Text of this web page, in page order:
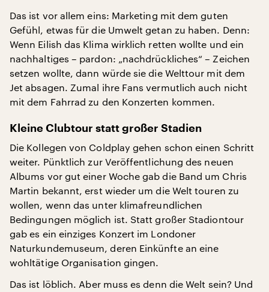
Das ist vor allem eins: Marketing mit dem guten
Gefühl, etwas für die Umwelt getan zu haben. Denn:
Wenn Eilish das Klima wirklich retten wollte und ein
nachhaltiges – pardon: „nachdrückliches“ – Zeichen
setzen wollte, dann würde sie die Welttour mit dem
Jet absagen. Zumal ihre Fans vermutlich auch nicht
mit dem Fahrrad zu den Konzerten kommen.
Kleine Clubtour statt großer Stadien
Die Kollegen von Coldplay gehen schon einen Schritt
weiter. Pünktlich zur Veröffentlichung des neuen
Albums vor gut einer Woche gab die Band um Chris
Martin bekannt, erst wieder um die Welt touren zu
wollen, wenn das unter klimafreundlichen
Bedingungen möglich ist. Statt großer Stadiontour
gab es ein einziges Konzert im Londoner
Naturkundemuseum, deren Einkünfte an eine
wohltätige Organisation gingen.
Das ist löblich. Aber muss es denn die Welt sein? Und